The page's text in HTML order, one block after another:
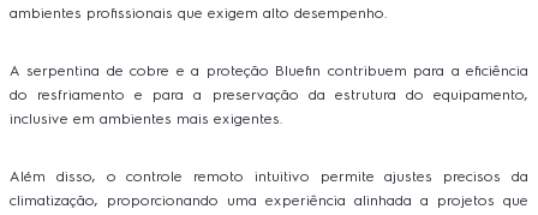
ambientes profissionais que exigem alto desempenho.
A serpentina de cobre e a proteção Bluefin contribuem para a eficiência
do resfriamento e para a preservação da estrutura do equipamento,
inclusive em ambientes mais exigentes.
Além disso, o controle remoto intuitivo permite ajustes precisos da
climatização, proporcionando uma experiência alinhada a projetos que